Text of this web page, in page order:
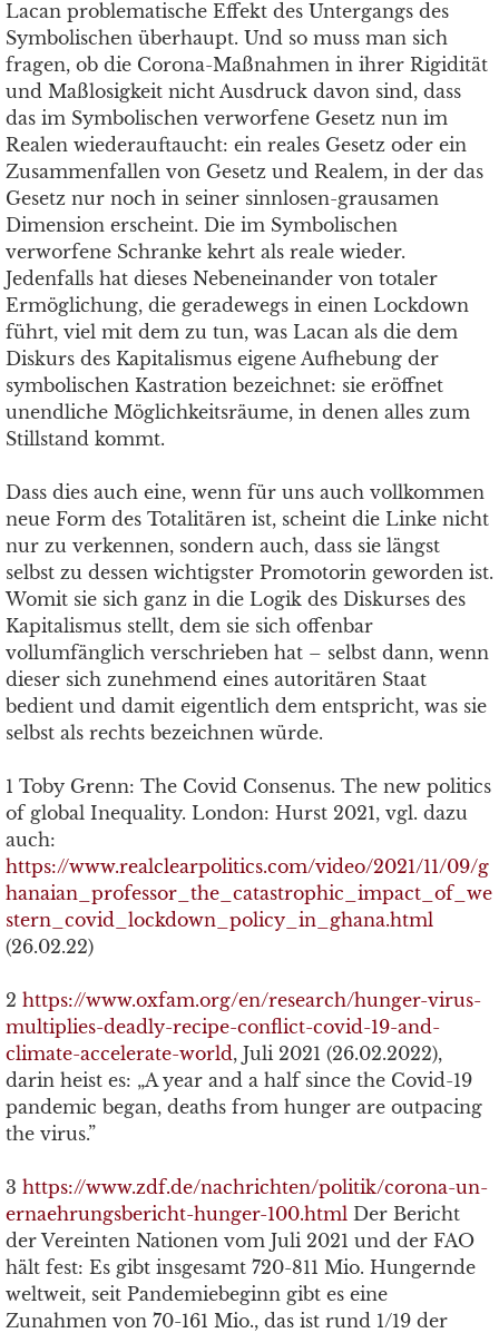
Lacan problematische Effekt des Untergangs des
Symbolischen überhaupt. Und so muss man sich
fragen, ob die Corona-Maßnahmen in ihrer Rigidität
und Maßlosigkeit nicht Ausdruck davon sind, dass
das im Symbolischen verworfene Gesetz nun im
Realen wiederauftaucht: ein reales Gesetz oder ein
Zusammenfallen von Gesetz und Realem, in der das
Gesetz nur noch in seiner sinnlosen-grausamen
Dimension erscheint. Die im Symbolischen
verworfene Schranke kehrt als reale wieder.
Jedenfalls hat dieses Nebeneinander von totaler
Ermöglichung, die geradewegs in einen Lockdown
führt, viel mit dem zu tun, was Lacan als die dem
Diskurs des Kapitalismus eigene Aufhebung der
symbolischen Kastration bezeichnet: sie eröffnet
unendliche Möglichkeitsräume, in denen alles zum
Stillstand kommt.
Dass dies auch eine, wenn für uns auch vollkommen
neue Form des Totalitären ist, scheint die Linke nicht
nur zu verkennen, sondern auch, dass sie längst
selbst zu dessen wichtigster Promotorin geworden ist.
Womit sie sich ganz in die Logik des Diskurses des
Kapitalismus stellt, dem sie sich offenbar
vollumfänglich verschrieben hat – selbst dann, wenn
dieser sich zunehmend eines autoritären Staat
bedient und damit eigentlich dem entspricht, was sie
selbst als rechts bezeichnen würde.
1 Toby Grenn: The Covid Consenus. The new politics
of global Inequality. London: Hurst 2021, vgl. dazu
auch:
https://www.realclearpolitics.com/video/2021/11/09/g
hanaian_professor_the_catastrophic_impact_of_we
stern_covid_lockdown_policy_in_ghana.html
(26.02.22)
2 https://www.oxfam.org/en/research/hunger-virus-
multiplies-deadly-recipe-conflict-covid-19-and-
climate-accelerate-world, Juli 2021 (26.02.2022),
darin heist es: „A year and a half since the Covid-19
pandemic began, deaths from hunger are outpacing
the virus.”
3 https://www.zdf.de/nachrichten/politik/corona-un-
ernaehrungsbericht-hunger-100.html Der Bericht
der Vereinten Nationen vom Juli 2021 und der FAO
hält fest: Es gibt insgesamt 720-811 Mio. Hungernde
weltweit, seit Pandemiebeginn gibt es eine
Zunahmen von 70-161 Mio., das ist rund 1/19 der